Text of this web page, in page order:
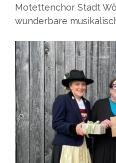
Motettenchor Stadt
wunderbare